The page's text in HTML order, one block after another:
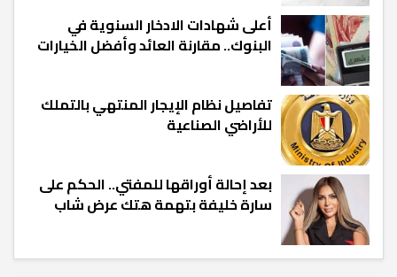
أعلى شهادات الادخار السنوية في
البنوك.. مقارنة العائد وأفضل الخيارات
تفاصيل نظام الإيجار المنتهي بالتملك
للأراضي الصناعية
بعد إحالة أوراقها للمفتي.. الحكم على
سارة خليفة بتهمة هتك عرض شاب